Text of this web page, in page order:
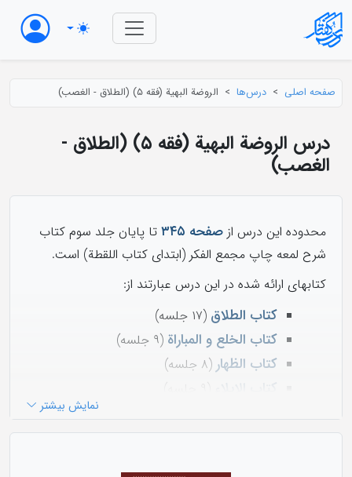
صفحه اصلی درس‌ها الروضة البهیة (فقه ۵) (الطلاق - الغصب)
درس الروضة البهیة (فقه ۵) (الطلاق -
الغصب)
محدوده این درس از صفحه ۳۴۵
تا پایان جلد سوم کتاب
شرح لمعه چاپ مجمع الفکر (ابتدای کتاب اللقطة) است.
کتابهای ارائه شده در این درس عبارتند از:
کتاب الطلاق (۱۷ جلسه)
کتاب الخلع و المباراة (۹ جلسه)
کتاب الظهار (۸ جلسه)
کتاب الاقرار(۱۸ جلسه)
نمایش بیشتر